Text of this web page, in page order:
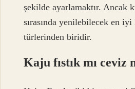
şekilde ayarlamaktır. Ancak
sırasında yenilebilecek en
türlerinden biridir.
Kaju fıstık mı ceviz